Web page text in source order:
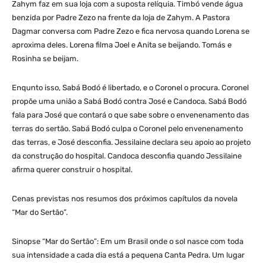
Zahym faz em sua loja com a suposta relíquia. Timbó vende água
benzida por Padre Zezo na frente da loja de Zahym. A Pastora
Dagmar conversa com Padre Zezo e fica nervosa quando Lorena se
aproxima deles. Lorena filma Joel e Anita se beijando. Tomás e
Rosinha se beijam.
Enqunto isso, Sabá Bodó é libertado, e o Coronel o procura. Coronel
propõe uma união a Sabá Bodó contra José e Candoca. Sabá Bodó
fala para José que contará o que sabe sobre o envenenamento das
terras do sertão. Sabá Bodó culpa o Coronel pelo envenenamento
das terras, e José desconfia. Jessilaine declara seu apoio ao projeto
da construção do hospital. Candoca desconfia quando Jessilaine
afirma querer construir o hospital.
Cenas previstas nos resumos dos próximos capítulos da novela
“Mar do Sertão”.
Sinopse “Mar do Sertão”: Em um Brasil onde o sol nasce com toda
sua intensidade a cada dia está a pequena Canta Pedra. Um lugar